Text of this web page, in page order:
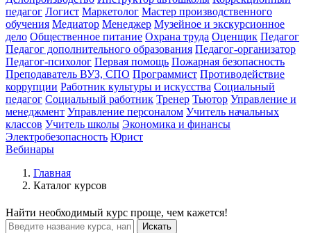
педагог Логист Маркетолог Мастер производственного
обучения Медиатор Менеджер Музейное и экскурсионное
дело Общественное питание Охрана труда Оценщик Педагог
Педагог дополнительного образования Педагог-организатор
Педагог-психолог Первая помощь Пожарная безопасность
Преподаватель ВУЗ, СПО Программист Противодействие
коррупции Работник культуры и искусства Социальный
педагог Социальный работник Тренер Тьютор Управление и
менеджмент Управление персоналом Учитель начальных
классов Учитель школы Экономика и финансы
Электробезопасность Юрист
Вебинары
Главная
Каталог курсов
Найти необходимый курс проще, чем кажется!
Искать